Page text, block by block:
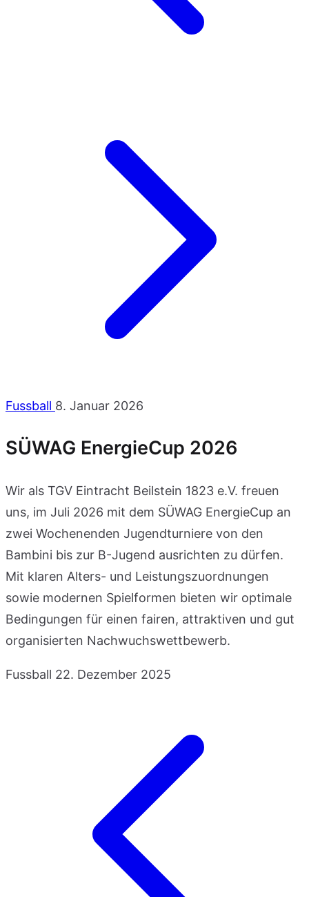
Fussball 8. Januar 2026
SÜWAG EnergieCup 2026
Wir als TGV Eintracht Beilstein 1823 e.V. freuen
uns, im Juli 2026 mit dem SÜWAG EnergieCup an
zwei Wochenenden Jugendturniere von den
Bambini bis zur B-Jugend ausrichten zu dürfen.
Mit klaren Alters- und Leistungszuordnungen
sowie modernen Spielformen bieten wir optimale
Bedingungen für einen fairen, attraktiven und gut
organisierten Nachwuchswettbewerb.
Fussball 22. Dezember 2025